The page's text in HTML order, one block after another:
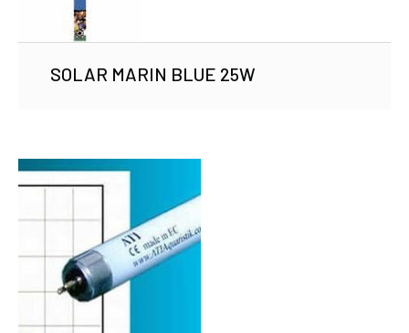
SOLAR MARIN BLUE 25W